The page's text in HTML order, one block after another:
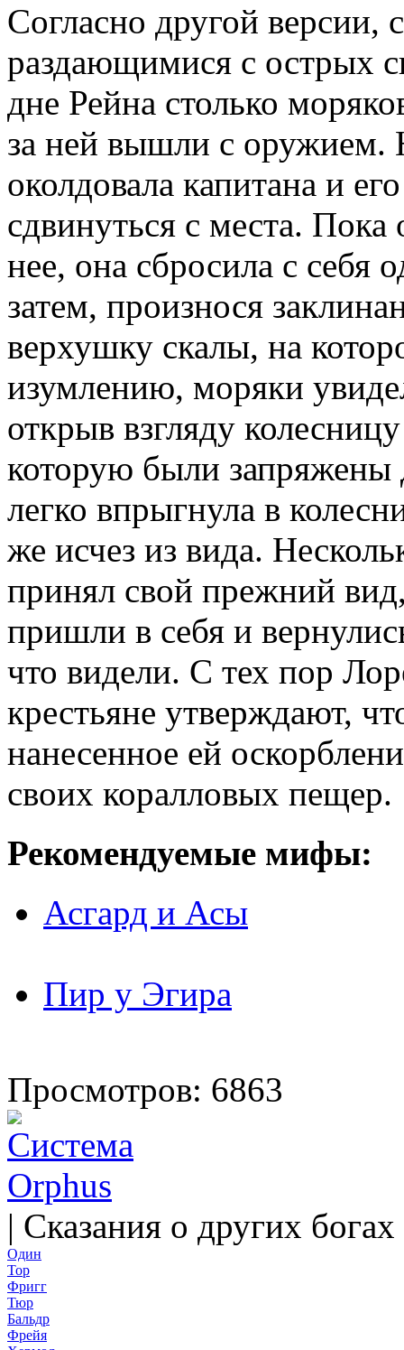
Согласно другой
раздающимися с острых
дне Рейна столько
за ней вышли с оружием.
околдовала капитана и
сдвинуться с места.
нее, она сбросила с себя
затем, произнося
верхушку скалы, на
изумлению, моряки
открыв взгляду
которую были
легко впрыгнула в
же исчез из вида.
принял свой прежний
пришли в себя и
что видели. С тех пор
крестьяне утверждают,
нанесенное ей
своих коралловых пещер.
Рекомендуемые мифы:
Асгард и Асы
Пир у Эгира
Просмотров: 6863
| Сказания о других богах
Один
Тор
Фригг
Тюр
Бальдр
Фрейя